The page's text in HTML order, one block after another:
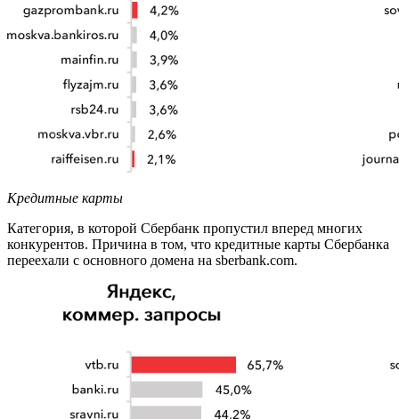
Кредитные карты
Категория, в которой Сбербанк пропустил вперед многих
конкурентов. Причина в том, что кредитные карты Сбербанка
переехали с основного домена на sberbank.com.